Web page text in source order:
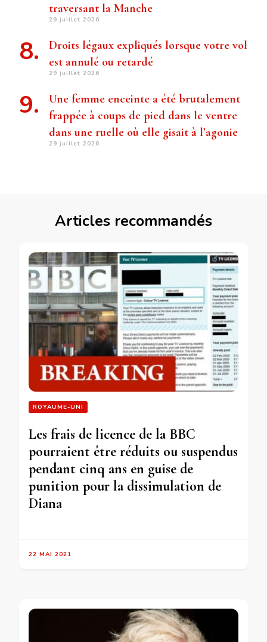
traversant la Manche
29 juillet 2026
Droits légaux expliqués lorsque votre vol
est annulé ou retardé
29 juillet 2026
Une femme enceinte a été brutalement
frappée à coups de pied dans le ventre
dans une ruelle où elle gisait à l’agonie
29 juillet 2026
Articles recommandés
ROYAUME-UNI
Les frais de licence de la BBC
pourraient être réduits ou suspendus
pendant cinq ans en guise de
punition pour la dissimulation de
Diana
22 MAI 2021